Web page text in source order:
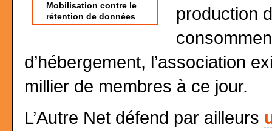
Mobilisation contre le
rétention de données
production
d’hébergement, l’association
millier de membres à ce jour.
L’Autre Net défend par ailleurs